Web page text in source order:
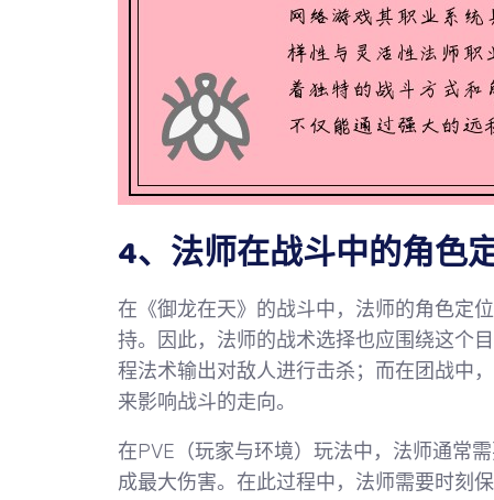
4、法师在战斗中的角色
在《御龙在天》的战斗中，法师的角色定
持。因此，法师的战术选择也应围绕这个
程法术输出对敌人进行击杀；而在团战中
来影响战斗的走向。
在PVE（玩家与环境）玩法中，法师通常
成最大伤害。在此过程中，法师需要时刻